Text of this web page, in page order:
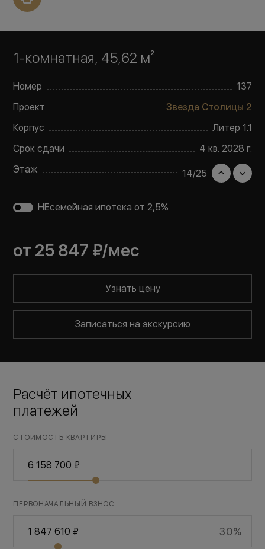
1-комнатная, 45,62 м²
Номер
137
Проект
Звезда Столицы 2
Корпус
Литер 1.1
Срок сдачи
4 кв. 2028 г.
Этаж
14/25
НЕсемейная ипотека от 2,5%
от 25 847 ₽/мес
Узнать цену
Записаться на экскурсию
Расчёт ипотечных
платежей
СТОИМОСТЬ КВАРТИРЫ
ПЕРВОНАЧАЛЬНЫЙ ВЗНОС
30%